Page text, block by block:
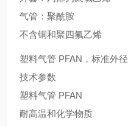
气管：聚酰胺
不含铜和聚四氟乙烯
塑料气管 PFAN，标准外径
技术参数
塑料气管 PFAN
耐高温和化学物质